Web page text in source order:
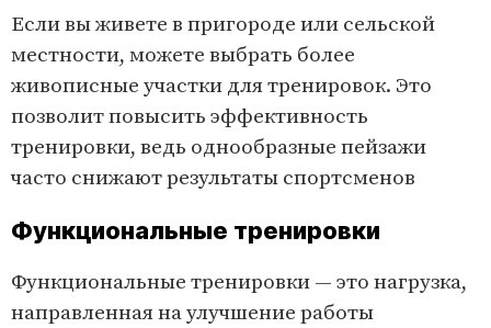
Если вы живете в пригороде или сельской
местности, можете выбрать более
живописные участки для тренировок. Это
позволит повысить эффективность
тренировки, ведь однообразные пейзажи
часто снижают результаты спортсменов
Функциональные тренировки
Функциональные тренировки — это нагрузка,
направленная на улучшение работы